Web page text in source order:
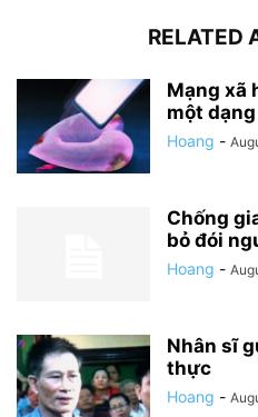
RELATED
Mạng xã
một
Hoang -
Chống
bỏ đói
Hoang -
Nhân sĩ
thực
Hoang -